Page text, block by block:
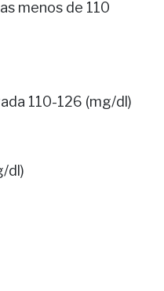
menos de 110
110-126 (mg/dl)
dl)